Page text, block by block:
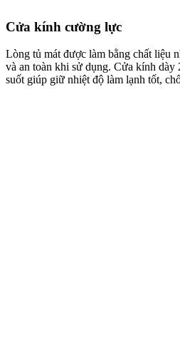
Cửa kính cường lực
Lòng tủ mát được làm bằng chất liệu
và an toàn khi sử dụng. Cửa kính dày
suốt giúp giữ nhiệt độ làm lạnh tốt,